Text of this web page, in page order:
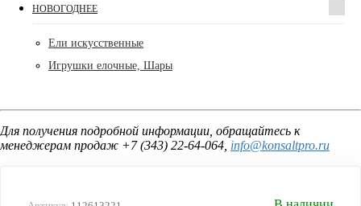
НОВОГОДНЕЕ
Ели искусственные
Игрушки елочные, Шары
Для получения подробной информации, обращайтесь к
менеджерам продаж +7 (343) 22-64-064, info@konsaltpro.ru